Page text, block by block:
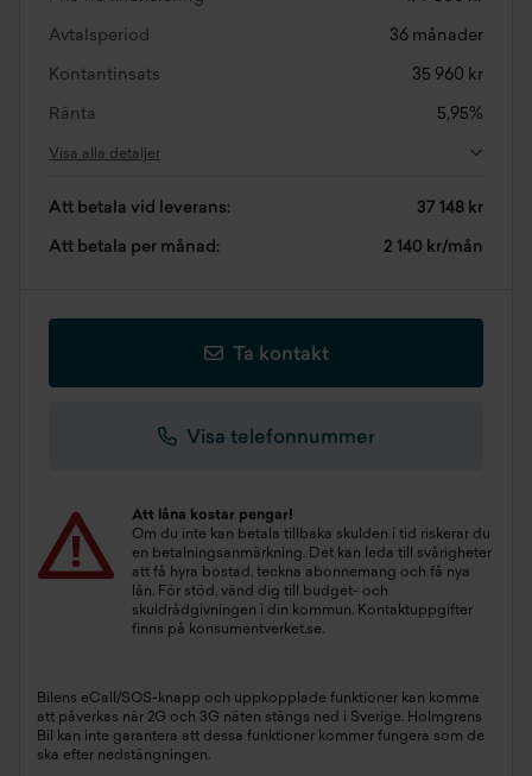
Avtalsperiod 36 månader
Kontantinsats 35 960 kr
Ränta 5,95%
Visa alla detaljer
Att betala vid leverans: 37 148 kr
Att betala per månad: 2 140 kr/mån
Ta kontakt
Visa telefonnummer
Att låna kostar pengar!
Om du inte kan betala tillbaka skulden i tid riskerar du
en betalningsanmärkning. Det kan leda till svårigheter
att få hyra bostad, teckna abonnemang och få nya
lån. För stöd, vänd dig till budget- och
skuldrådgivningen i din kommun. Kontaktuppgifter
finns på konsumentverket.se.
Bilens eCall/SOS-knapp och uppkopplade funktioner kan komma
att påverkas när 2G och 3G näten stängs ned i Sverige. Holmgrens
Bil kan inte garantera att dessa funktioner kommer fungera som de
ska efter nedstängningen.